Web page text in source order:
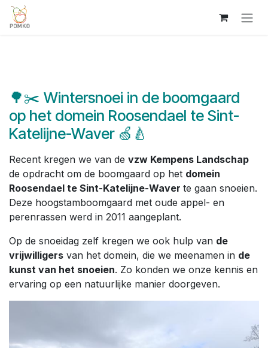
Overslaan naar inhoud
🌳✂️ Wintersnoei in de boomgaard
op het domein Roosendael te Sint-
Katelijne-Waver 🍏🍐
Recent kregen we van de vzw Kempens Landschap
de opdracht om de boomgaard op het domein
Roosendael te Sint-Katelijne-Waver te gaan snoeien.
Deze hoogstamboomgaard met oude appel- en
perenrassen werd in 2011 aangeplant.
Op de snoeidag zelf kregen we ook hulp van de
vrijwilligers van het domein, die we meenamen in de
kunst van het snoeien. Zo konden we onze kennis en
ervaring op een natuurlijke manier doorgeven.